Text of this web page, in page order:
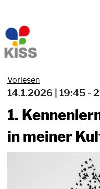
Vorlesen
14.1.2026 | 19:45 -
1.
in meiner